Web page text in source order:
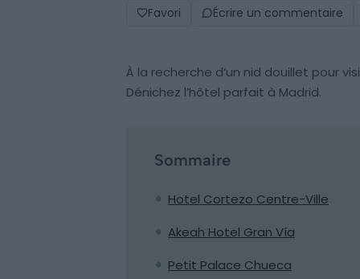
Favori Écrire un commentaire
À la recherche d’un nid douillet pour
Dénichez l’hôtel parfait à Madrid.
Sommaire
Hotel Cortezo Centre-Ville
Akeah Hotel Gran Vía
Petit Palace Chueca